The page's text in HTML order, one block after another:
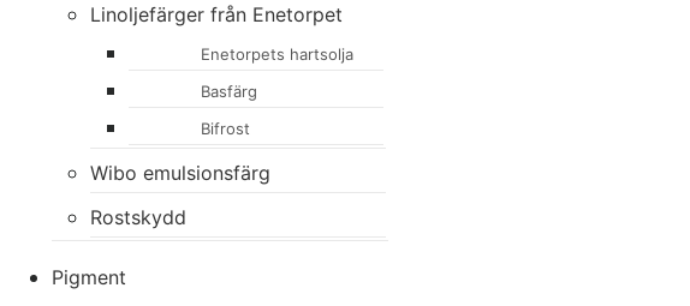
Linoljefärger från Enetorpet
Enetorpets hartsolja
Basfärg
Bifrost
Wibo emulsionsfärg
Rostskydd
Pigment